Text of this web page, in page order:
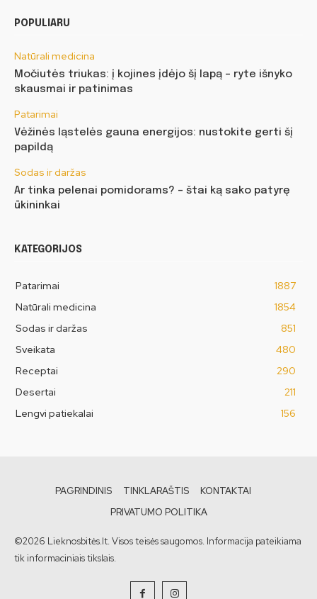
POPULIARU
Natūrali medicina
Močiutės triukas: į kojines įdėjo šį lapą – ryte išnyko
skausmai ir patinimas
Patarimai
Vėžinės ląstelės gauna energijos: nustokite gerti šį
papildą
Sodas ir daržas
Ar tinka pelenai pomidorams? – štai ką sako patyrę
ūkininkai
KATEGORIJOS
Patarimai
1887
Natūrali medicina
1854
Sodas ir daržas
851
Sveikata
480
Receptai
290
Desertai
211
Lengvi patiekalai
156
PAGRINDINIS TINKLARAŠTIS
KONTAKTAI
PRIVATUMO POLITIKA
©2026 Lieknosbitės.lt. Visos teisės saugomos. Informacija pateikiama
tik informaciniais tikslais.